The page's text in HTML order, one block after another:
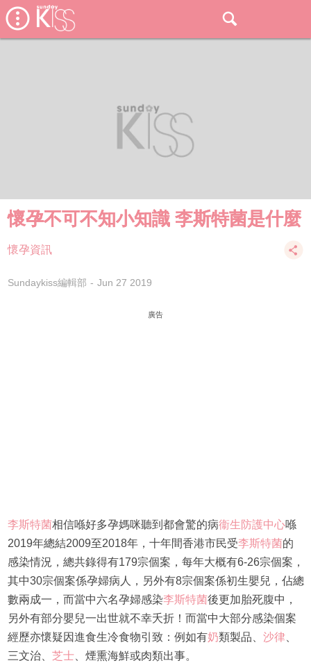
懷孕不可不知小知識 李斯特菌是什麼
懷孕資訊
Sundaykiss編輯部 Jun 27 2019
廣告
李斯特菌相信喺好多孕媽咪聽到都會驚的病衞生防護中心喺
2019年總結2009至2018年，十年間香港市民受李斯特菌的
感染情況，總共錄得有179宗個案，每年大概有6-26宗個案，
其中30宗個案係孕婦病人，另外有8宗個案係初生嬰兒，佔總
數兩成一，而當中六名孕婦感染李斯特菌後更加胎死腹中，
另外有部分嬰兒一出世就不幸夭折！而當中大部分感染個案
經歷亦懷疑因進食生冷食物引致：例如有奶類製品、 沙律、
三文治、 芝士、煙熏海鮮或肉類出事。